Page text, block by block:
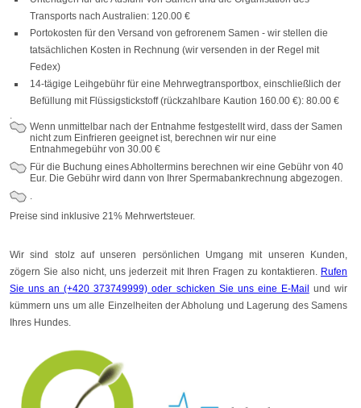
Transports nach Australien: 120.00 €
Portokosten für den Versand von gefrorenem Samen - wir stellen die
tatsächlichen Kosten in Rechnung (wir versenden in der Regel mit
Fedex)
14-tägige Leihgebühr für eine Mehrwegtransportbox, einschließlich der
Befüllung mit Flüssigstickstoff (rückzahlbare Kaution 160.00 €): 80.00 €
.
Wenn unmittelbar nach der Entnahme festgestellt wird, dass der Samen
nicht zum Einfrieren geeignet ist, berechnen wir nur eine
Entnahmegebühr von 30.00 €
Für die Buchung eines Abholtermins berechnen wir eine Gebühr von 40
Eur. Die Gebühr wird dann von Ihrer Spermabankrechnung abgezogen.
.
Preise sind inklusive 21% Mehrwertsteuer.
Wir sind stolz auf unseren persönlichen Umgang mit unseren Kunden,
zögern Sie also nicht, uns jederzeit mit Ihren Fragen zu kontaktieren. Rufen
Sie uns an (+420 373749999) oder schicken Sie uns eine E-Mail
und wir
kümmern uns um alle Einzelheiten der Abholung und Lagerung des Samens
Ihres Hundes.